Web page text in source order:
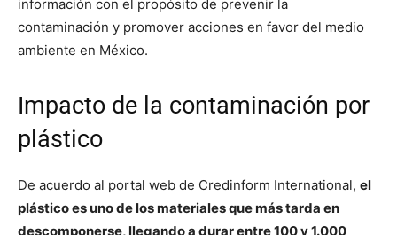
información con el propósito de prevenir la
contaminación y promover acciones en favor del medio
ambiente en México.
Impacto de la contaminación por
plástico
De acuerdo al portal web de Credinform International, el
plástico es uno de los materiales que más tarda en
descomponerse, llegando a durar entre 100 y 1.000